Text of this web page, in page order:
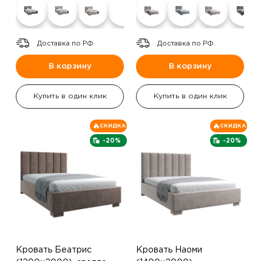
Доставка по РФ.
В корзину
Купить в один клик
Доставка по РФ.
В корзину
Купить в один клик
-20%
СКИДКА
Кровать Беатрис
-20%
СКИДКА
Кровать Наоми